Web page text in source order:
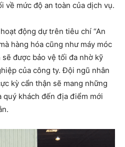
về mức độ an toàn của dịch vụ.
động dự trên tiêu chí “An
hàng hóa cũng như máy móc
được bảo vệ tối đa nhờ kỹ
của công ty. Đội ngũ nhân
kỳ cẩn thận sẽ mang những
quý khách đến địa điểm mới